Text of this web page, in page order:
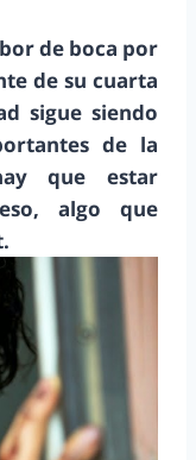
de boca por
de su cuarta
sigue siendo
de la
que estar
algo que